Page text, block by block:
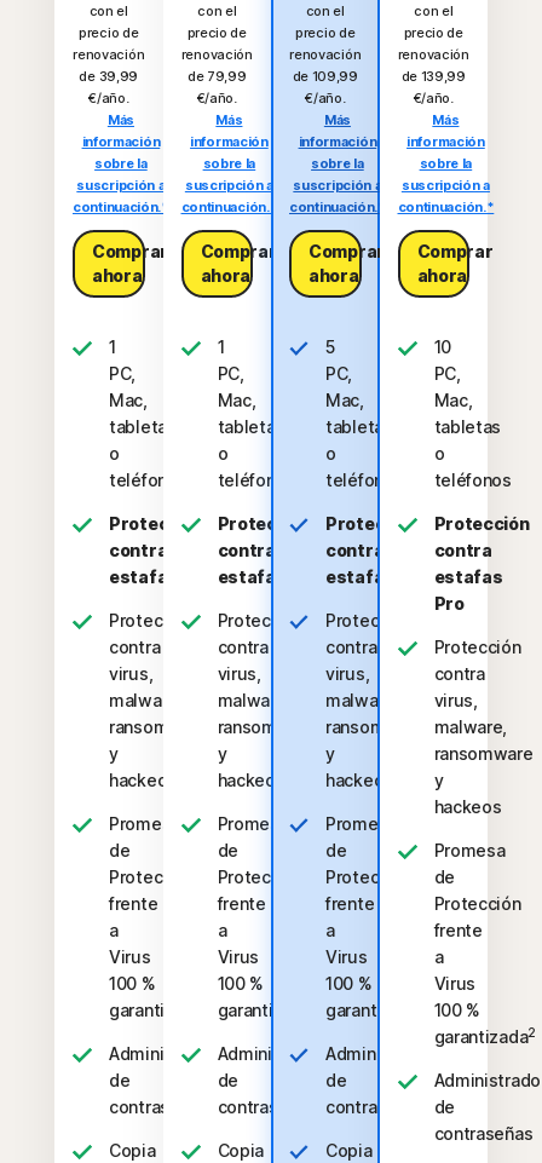
con el
precio de
renovación
de 39,99
€/año.
Más
información
sobre la
suscripción a
continuación.*
Comprar
ahora
1
PC,
Mac,
tableta
o
teléfono
Protección
contra
estafas
Protección
contra
virus,
malware,
ransomware
y
hackeos
Promesa
de
Protección
frente
a
Virus
100 %
garantizada
Administrador
de
contraseñas
Copia
con el
precio de
renovación
de 79,99
€/año.
Más
información
sobre la
suscripción a
continuación.*
Comprar
ahora
1
PC,
Mac,
tableta
o
teléfono
Protección
contra
estafas
Protección
contra
virus,
malware,
ransomware
y
hackeos
Promesa
de
Protección
frente
a
Virus
100 %
garantizada
Administrador
de
contraseñas
Copia
con el
precio de
renovación
de 109,99
€/año.
Más
información
sobre la
suscripción a
continuación.*
Comprar
ahora
5
PC,
Mac,
tabletas
o
teléfonos
Protección
contra
estafas
Protección
contra
virus,
malware,
ransomware
y
hackeos
Promesa
de
Protección
frente
a
Virus
100 %
garantizada
Administrador
de
contraseñas
Copia
con el
precio de
renovación
de 139,99
€/año.
Más
información
sobre la
suscripción a
continuación.*
Comprar
ahora
10
PC,
Mac,
tabletas
o
teléfonos
Protección
contra
estafas
Pro
Protección
contra
virus,
malware,
ransomware
y
hackeos
Promesa
de
Protección
frente
a
Virus
100 %
garantizada2
de
contraseñas